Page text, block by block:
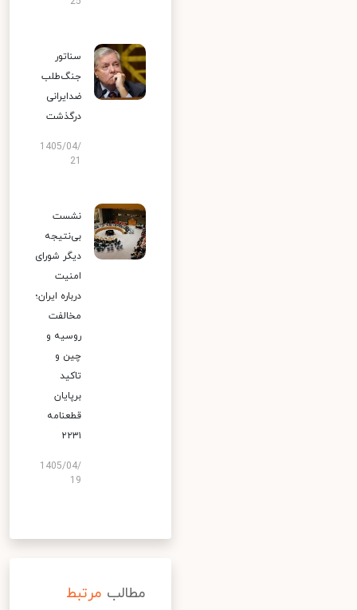
سناتور
جنگ‌طلب
ضدایرانی
درگذشت
1405/04/
نشست
بی‌نتیجه
دیگر شورای
امنیت
درباره ایران؛
مخالفت
روسیه و
چین و
تاکید
برپایان
قطعنامه
۲۲۳۱
1405/04/
19
مطالب مرتبط